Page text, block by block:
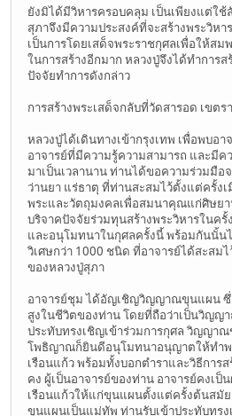
ยังมิได้มีวิหารครอบคลุม เป็นเพียงแต่ใช้
สุภาจึงมีความประสงค์ที่จะสร้างพระวิห
เป็นการโดยเสด็จพระราชกุศลเพื่อให้สม
ในการสร้างอีกมาก หลวงปู่จึงได้ทำการส
ปัจจัยทำการดังกล่าว
การสร้างพระเสด็จกลับที่วัดสารอด เขต
หลวงปู่ได้เดินทางเข้ากรุงเทพ เพื่อพบอ
อาจารย์ที่มีความรู้ความสามารถ และมีค
มาเป็นเวลานาน ท่านได้ขอความร่วมมือ
ว่านยา แร่ธาตุ ที่ท่านสะสมไว้ตั้งแต่ครั้ง
พระและวัตถุมงคลเพื่อสมนาคุณแก่ศิษย
บริจาคปัจจัยร่วมทุนสร้างพระวิหารในค
และอนุโมทนาในกุศลครั้งนี้ พร้อมกันนั้น
วิเศษกว่า 1000 ชนิด ที่อาจารย์ได้สะสม
ของหลวงปู่สุภา
อาจารย์ชุม ได้อัญเชิญวิญญาณขุนแผน ซึ่
สูงในชีวิตของท่าน โดยที่ถือว่าเป็นวิญญ
ประทับทรงเชิญเข้าร่วมการกุศล วิญญา
โพธิญาณก็ยินดีอนุโมทนาอนุญาตให้ทำพ
เรือนแก้ว พร้อมทั้งบอกตำราและวิธีการ
คง ผู้เป็นอาจารย์ของท่าน อาจารย์คงเ
เรือนแก้วให้แก่ขุนแผนตั้งแต่ครั้งต้นสมัย
ขุนแผนเป็นแม่ทัพ ท่านรับเข้าประทับทรง